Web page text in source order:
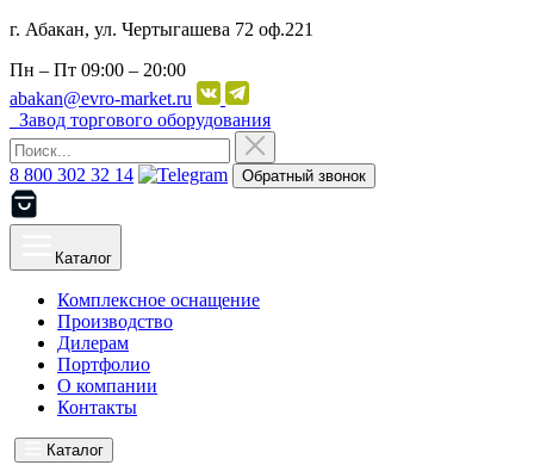
г. Абакан, ул. Чертыгашева 72 оф.221
Пн – Пт 09:00 – 20:00
abakan@evro-market.ru
Завод торгового оборудования
8 800 302 32 14 Обратный звонок
Каталог
Комплексное оснащение
Производство
Дилерам
Портфолио
О компании
Контакты
Каталог